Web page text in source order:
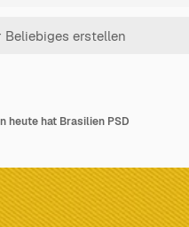
heute hat Brasilien PSD